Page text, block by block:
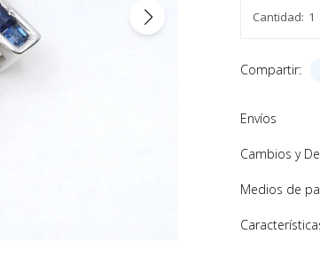
1
Envíos
Cambios y
Medios de